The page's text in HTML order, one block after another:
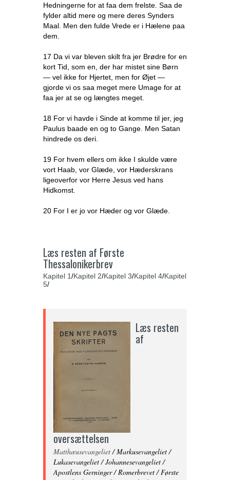
Hedningerne for at faa dem frelste. Saa de
fylder altid mere og mere deres Synders
Maal. Men den fulde Vrede er i Hælene paa
dem.
17 Da vi var bleven skilt fra jer Brødre for en
kort Tid, som en, der har mistet sine Børn
— vel ikke for Hjertet, men for Øjet —
gjorde vi os saa meget mere Umage for at
faa jer at se og længtes meget.
18 For vi havde i Sinde at komme til jer, jeg
Paulus baade en og to Gange. Men Satan
hindrede os deri.
19 For hvem ellers om ikke I skulde være
vort Haab, vor Glæde, vor Hæderskrans
ligeoverfor vor Herre Jesus ved hans
Hidkomst.
20 For I er jo vor Hæder og vor Glæde.
Læs resten af Første
Thessalonikerbrev
Kapitel 1/Kapitel 2/Kapitel 3/Kapitel 4/Kapitel
5/
Læs resten
af
oversættelsen
Matthæusevangeliet/ Markusevangeliet /
Lukasevangeliet / Johannesevangeliet /
Apostlens Gerninger / Romerbrevet / Første